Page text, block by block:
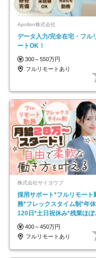
Apollon株式会社
データ入力/完全在宅・フル
ートOK！
300～550万円
フルリモートあり
株式会社サイヨウブ
採用サポート*フルリモート
務*フレックスタイム制*年休
120日*土日祝休み*残業ほぼ
し*育児中社員8割以上
400～450万円
フルリモートあり